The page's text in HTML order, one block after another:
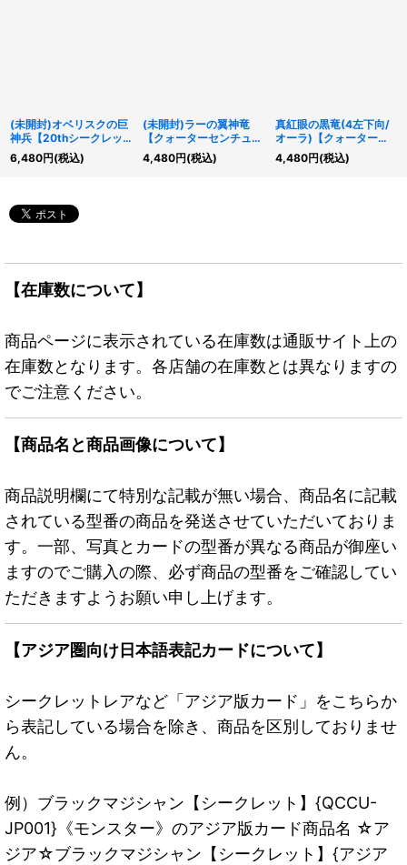
(未開封)オベリスクの巨
神兵【20thシークレッ
ト】{20DS-JP001}《モ
ンスター》
6,480円(税込)
(未開封)ラーの翼神竜
【クォーターセンチュリ
ーシークレット】
{25DS-JP001}《モンス
4,480円(税込)
真紅眼の黒竜(4左下向/
オーラ)【クォーターセ
ンチュリーシークレッ
ト】{QCAC-JP022}
4,480円(税込)
【在庫数について】
商品ページに表示されている在庫数は通販サイト上の
在庫数となります。各店舗の在庫数とは異なりますの
でご注意ください。
【商品名と商品画像について】
商品説明欄にて特別な記載が無い場合、商品名に記載
されている型番の商品を発送させていただいておりま
す。一部、写真とカードの型番が異なる商品が御座い
ますのでご購入の際、必ず商品の型番をご確認してい
ただきますようお願い申し上げます。
【アジア圏向け日本語表記カードについて】
シークレットレアなど「アジア版カード」をこちらか
ら表記している場合を除き、商品を区別しておりませ
ん。
例）ブラックマジシャン【シークレット】{QCCU-
JP001}《モンスター》のアジア版カード商品名 ☆ア
ジア☆ブラックマジシャン【シークレット】{アジア